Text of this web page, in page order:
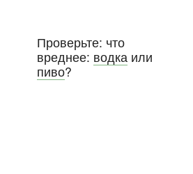
Проверьте: что
вреднее: водка или
пиво?